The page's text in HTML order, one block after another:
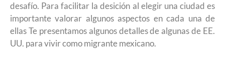
desafío. Para facilitar la desición al elegir una ciudad es
importante valorar algunos aspectos en cada una de
ellas Te presentamos algunos detalles de algunas de EE.
UU. para vivir como migrante mexicano.